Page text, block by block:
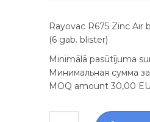
Rayovac R675 Zinc Air
(6 gab. blister)
Minimālā pasūtījuma
Минимальная сумма
MOQ amount 30,00